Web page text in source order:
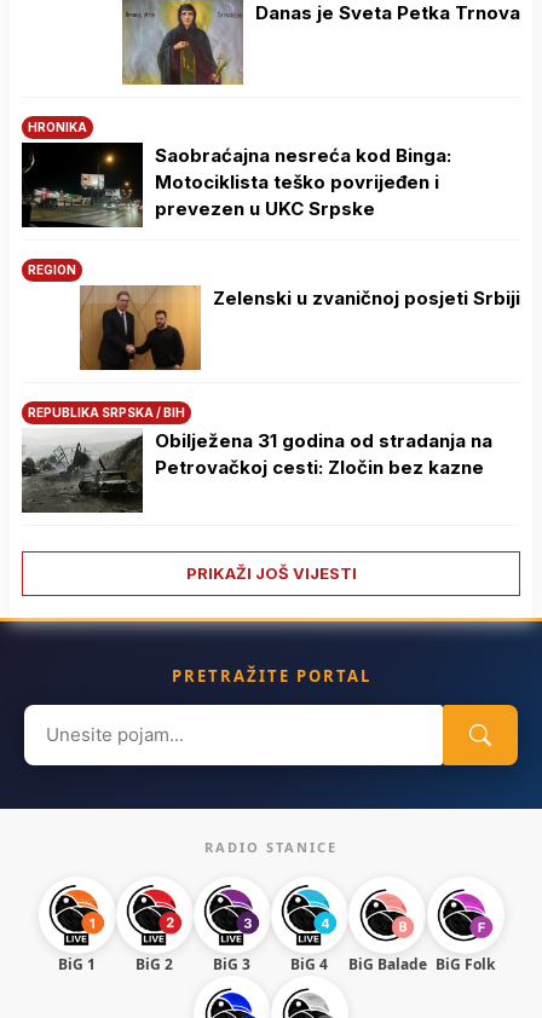
Danas je Sveta Petka Trnova
HRONIKA
Saobraćajna nesreća kod Binga:
Motociklista teško povrijeđen i
prevezen u UKC Srpske
REGION
Zelenski u zvaničnoj posjeti Srbiji
REPUBLIKA SRPSKA / BIH
Obilježena 31 godina od stradanja na
Petrovačkoj cesti: Zločin bez kazne
PRIKAŽI JOŠ VIJESTI
PRETRAŽITE PORTAL
Search
for:
RADIO STANICE
BiG 1 BiG 2 BiG 3 BiG 4 BiG Balade BiG Folk